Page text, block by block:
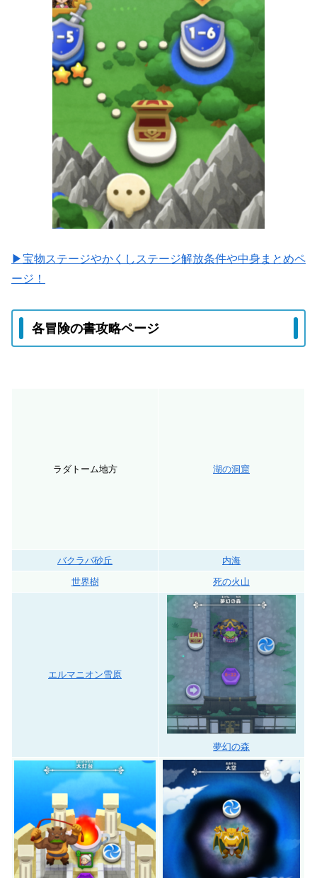
▶宝物ステージやかくしステージ解放条件や中身まとめペ
ージ！
各冒険の書攻略ページ
ラダトーム地方 湖の洞窟
バクラバ砂丘
内海
世界樹
死の火山
エルマニオン雪原
夢幻の森